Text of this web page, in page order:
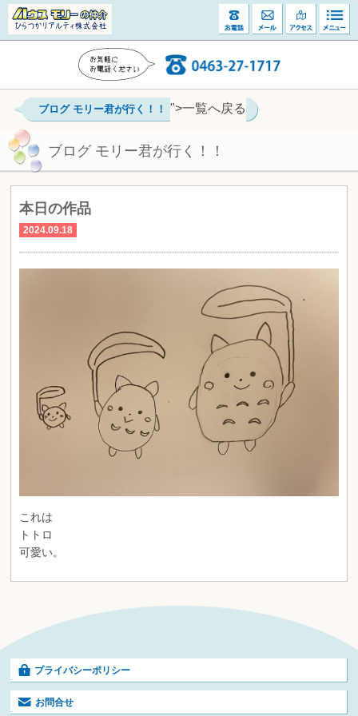
ブログ モリー君が行く！！ ">一覧へ戻る
ブログ モリー君が行く！！
本日の作品
2024.09.18
これは
トトロ
可愛い。
プライバシーポリシー
お問合せ